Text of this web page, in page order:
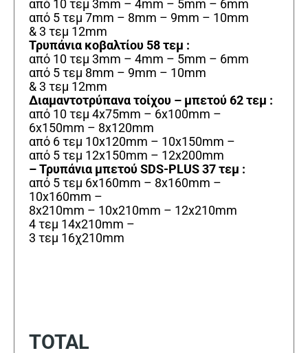
από 10 τεμ 3mm – 4mm – 5mm – 6mm
από 5 τεμ 7mm – 8mm – 9mm – 10mm
& 3 τεμ 12mm
Τρυπάνια κοβαλτίου 58 τεμ :
από 10 τεμ 3mm – 4mm – 5mm – 6mm
από 5 τεμ 8mm – 9mm – 10mm
& 3 τεμ 12mm
Διαμαντοτρύπανα τοίχου – μπετού 62 τεμ :
από 10 τεμ 4x75mm – 6x100mm –
6x150mm – 8x120mm
από 6 τεμ 10x120mm – 10x150mm –
από 5 τεμ 12x150mm – 12x200mm
– Τρυπάνια μπετού SDS-PLUS 37 τεμ :
από 5 τεμ 6x160mm – 8x160mm –
10x160mm –
8x210mm – 10x210mm – 12x210mm
4 τεμ 14x210mm –
3 τεμ 16χ210mm
TOTAL